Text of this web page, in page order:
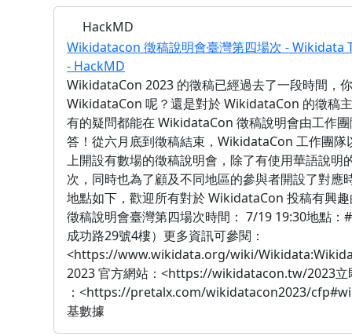
HackMD
Wikidatacon 徵稿說明會臺灣第四場次 - Wikidata
- HackMD
WikidataCon 2023 的徵稿已經過去了一段時間，
WikidataCon 呢？還是對於 WikidataCon 的徵稿
有的疑問都能在 WikidataCon 徵稿說明會由工作
答！從六月底到徵稿結束，WikidataCon 工作團隊
上開設有數場的徵稿說明會，除了有使用華語說明
次，同時也為了顧及不同地區的參與者開設了對應
地點如下，歡迎所有對於 WikidataCon 投稿有興
徵稿說明會臺灣第四場次時間： 7/19 19:30地點：
成功路29號4樓）更多資訊可參閱：
<https://www.wikidata.org/wiki/
2023 官方網站：<https://wikidatacon.tw/2023立
：<https://pretalx.com/wikidatacon2023/
基數據